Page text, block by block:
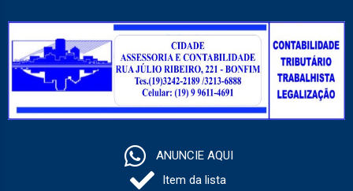
ANUNCIE AQUI
Item da lista